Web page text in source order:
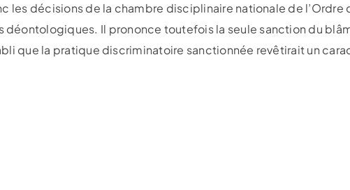
les décisions de la chambre disciplinaire nationale de l’Ordre
déontologiques. Il prononce toutefois la seule sanction du
que la pratique discriminatoire sanctionnée revêtirait un